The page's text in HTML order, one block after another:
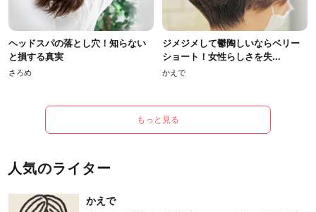
ヘッドスパの落とし穴！知らない
と損する真実
さろめ
ジメジメして鬱陶しいならベリー
ショート！女性らしさを失...
かえで
もっと見る
人気のライター
かえで